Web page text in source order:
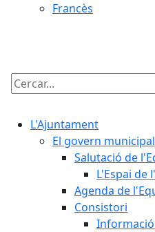
Francès
Cercar:
L'Ajuntament
El govern municipal
Salutació de
L'Espai de
Agenda de
Consistori
Informació